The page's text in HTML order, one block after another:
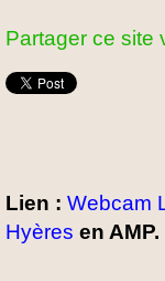
Partager ce site
Lien : Webcam
Hyères en AMP.